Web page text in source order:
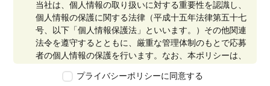
当社は、個人情報の取り扱いに対する重要性を認識し、
個人情報の保護に関する法律（平成十五年法律第五十七
号、以下「個人情報保護法」といいます。）その他関連
法令を遵守するとともに、厳重な管理体制のもとで応募
者の個人情報の保護を行います。なお、本ポリシーは、
のとします。
プライバシーポリシーに同意する